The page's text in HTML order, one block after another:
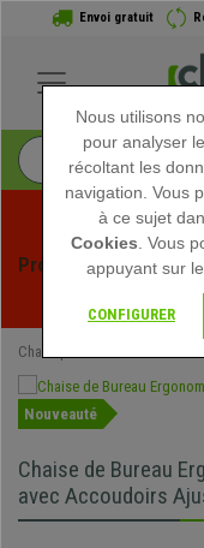
Envoi gratuit
Profitez des soldes
exclusives
Chaisepro
Nouveauté
Chaise de Bureau
avec Accoudoirs
Nous utilisons
pour analyser
récoltant les
navigation. Vous
à ce sujet
Cookies . Vous
appuyant sur
CONFIGURER